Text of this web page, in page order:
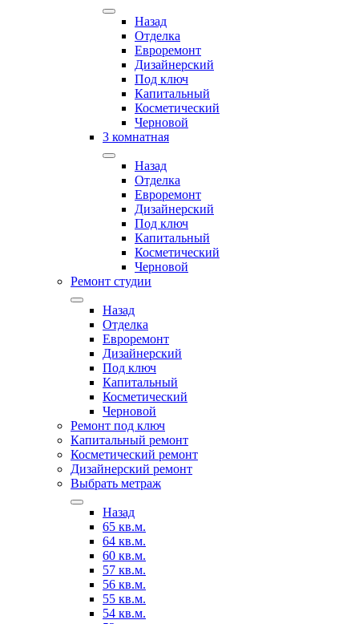
Назад
Отделка
Евроремонт
Дизайнерский
Под ключ
Капитальный
Косметический
Черновой
3 комнатная
Назад
Отделка
Евроремонт
Дизайнерский
Под ключ
Капитальный
Косметический
Черновой
Ремонт студии
Назад
Отделка
Евроремонт
Дизайнерский
Под ключ
Капитальный
Косметический
Черновой
Ремонт под ключ
Капитальный ремонт
Косметический ремонт
Дизайнерский ремонт
Выбрать метраж
Назад
65 кв.м.
64 кв.м.
60 кв.м.
57 кв.м.
56 кв.м.
55 кв.м.
54 кв.м.